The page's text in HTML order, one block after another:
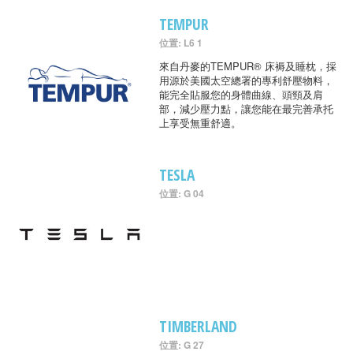
TEMPUR
位置: L6 1
來自丹麥的TEMPUR® 床褥及睡枕，採
用源於美國太空總署的專利舒壓物料，
能完全貼服您的身體曲線、頭頸及肩
部，減少壓力點，讓您能在最完善承托
上享受無重舒適。
TESLA
位置: G 04
TIMBERLAND
位置: G 27